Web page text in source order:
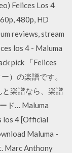
Felices Los 4
480p, HD
reviews, stream
los 4 - Maluma
pick 「Felices
）の楽譜です。
楽譜なら、楽譜
ド… Maluma
los 4 [Official
Maluma -
Marc Anthony